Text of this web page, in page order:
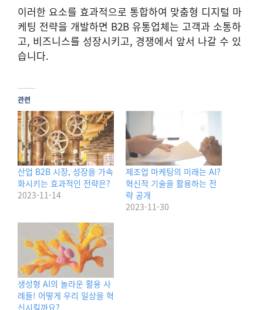
이러한 요소를 효과적으로 통합하여 맞춤형 디지털 마
케팅 전략을 개발하면 B2B 유통업체는 고객과 소통하
고, 비즈니스를 성장시키고, 경쟁에서 앞서 나갈 수 있
습니다.
관련
산업 B2B 시장, 성장을 가속
화시키는 효과적인 전략은?
2023-11-14
제조업 마케팅의 미래는 AI?
혁신적 기술을 활용하는 전
략 공개
2023-11-30
생성형 AI의 놀라운 활용 사
례들! 어떻게 우리 일상을 혁
신시킬까요?